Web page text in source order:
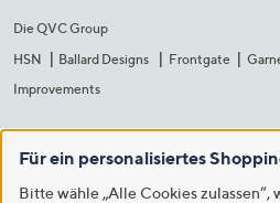
Die QVC Group
HSN
Ballard Designs Frontgate
Improvements
Für ein personalisiertes
Bitte wähle „Alle Cookies zulassen“,